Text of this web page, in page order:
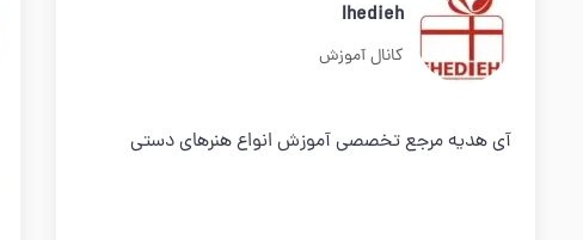
Ihedieh
کانال آموزش
آی هدیه مرجع تخصصی آموزش انواع هنرهای دستی